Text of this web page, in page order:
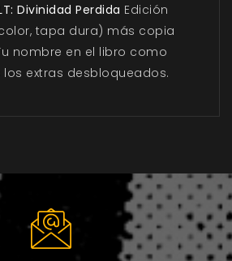
Divinidad Perdida Edición
tapa dura) más copia
nombre en el libro como
los extras desbloqueados.